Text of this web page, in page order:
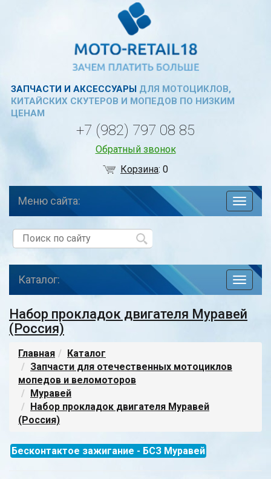
ЗАПЧАСТИ И АКСЕССУАРЫДЛЯ МОТОЦИКЛОВ,
КИТАЙСКИХ СКУТЕРОВ И МОПЕДОВ ПО НИЗКИМ
ЦЕНАМ
+7 (982) 797 08 85
Обратный звонок
Корзина:0
по
Меню сайта:
toggle
Каталог:
Набор прокладок двигателя Муравей
(Россия)
Главная
Каталог
Запчасти для отечественных мотоциклов
мопедов и веломоторов
Муравей
Набор прокладок двигателя Муравей
(Россия)
Бесконтактое зажигание - БСЗ Муравей